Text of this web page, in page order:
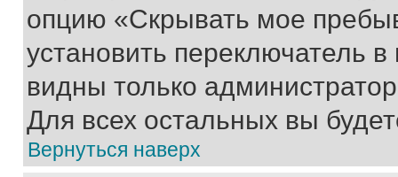
опцию «Скрывать мое
установить переключатель
видны только
Для всех остальных вы
Вернуться наверх